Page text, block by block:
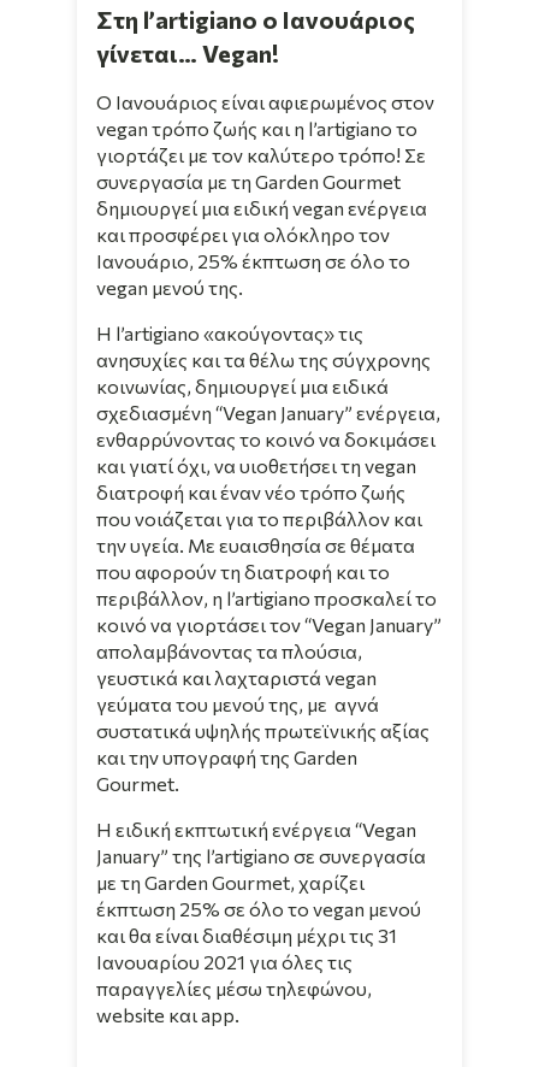
Στη l’artigiano ο Ιανουάριος
γίνεται… Vegan!
Ο Ιανουάριος είναι αφιερωμένος στον
vegan τρόπο ζωής και η l’artigiano το
γιορτάζει με τον καλύτερο τρόπο! Σε
συνεργασία με τη Garden Gourmet
δημιουργεί μια ειδική vegan ενέργεια
και προσφέρει για ολόκληρο τον
Ιανουάριο, 25% έκπτωση σε όλο το
vegan μενού της.
Η l’artigiano «ακούγοντας» τις
ανησυχίες και τα θέλω της σύγχρονης
κοινωνίας, δημιουργεί μια ειδικά
σχεδιασμένη “Vegan January” ενέργεια,
ενθαρρύνοντας το κοινό να δοκιμάσει
και γιατί όχι, να υιοθετήσει τη vegan
διατροφή και έναν νέο τρόπο ζωής
που νοιάζεται για το περιβάλλον και
την υγεία. Με ευαισθησία σε θέματα
που αφορούν τη διατροφή και το
περιβάλλον, η l’artigiano προσκαλεί το
κοινό να γιορτάσει τον “Vegan January”
απολαμβάνοντας τα πλούσια,
γευστικά και λαχταριστά vegan
γεύματα του μενού της, με αγνά
συστατικά υψηλής πρωτεϊνικής αξίας
και την υπογραφή της Garden
Gourmet.
Η ειδική εκπτωτική ενέργεια “Vegan
January” της l’artigiano σε συνεργασία
με τη Garden Gourmet, χαρίζει
έκπτωση 25% σε όλο το vegan μενού
και θα είναι διαθέσιμη μέχρι τις 31
Ιανουαρίου 2021 για όλες τις
παραγγελίες μέσω τηλεφώνου,
website και app.